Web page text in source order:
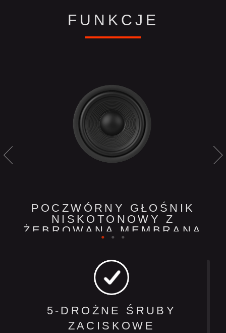
FUNKCJE
POCZWÓRNY GŁOŚNIK
NISKOTONOWY Z
ŻEBROWANĄ MEMBRANĄ
POLICELULOZOWĄ 4,5”
Każdy głośnik z serii Stage 2 wyposażony jest w głośnik
niskotonowy z żebrowaną membraną policelulozową.
Wykonana z czystej pulpy celulozowej membrana
zawiera opatentowaną mieszankę materiałów, dodanych
w celu poprawy sztywności, a żebra stanowią nawiązanie
do legendarnych konstrukcji JBL. Głośniki niskotonowe
5-DROŻNE ŚRUBY
ZACISKOWE